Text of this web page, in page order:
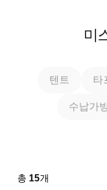
미
텐트 타
수납가
총15개